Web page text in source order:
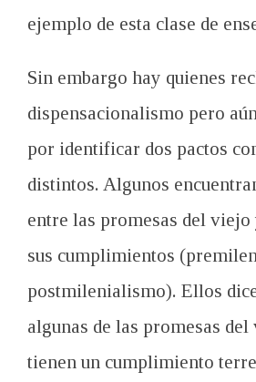
ejemplo de esta clase de
Sin embargo hay quienes
dispensacionalismo pero
por identificar dos pactos
distintos. Algunos
entre las promesas del
sus cumplimientos
postmilenialismo). Ellos
algunas de las promesas
tienen un cumplimiento